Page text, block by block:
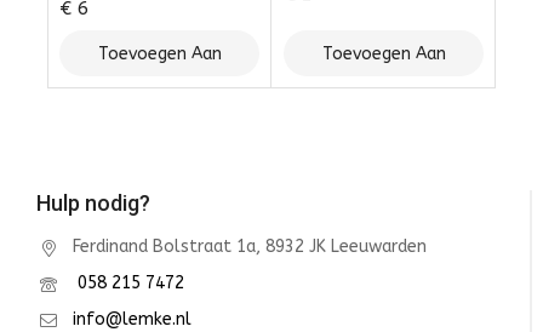
€ 6
Toevoegen Aan
Winkelwagen
Toevoegen Aan
Winkelwagen
Hulp nodig?
Ferdinand Bolstraat 1a, 8932 JK Leeuwarden
058 215 7472
info@lemke.nl